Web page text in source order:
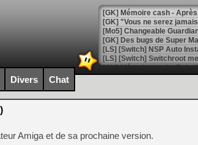
[GK] Mémoire cash -
[GK] "Vous ne serez
[Mo5] Changeable
[GK] Des bugs de Super
[LS] [Switch] NSP Auto
[GK] La saga horrifique
Divers Chat
Amiga et de sa prochaine version.